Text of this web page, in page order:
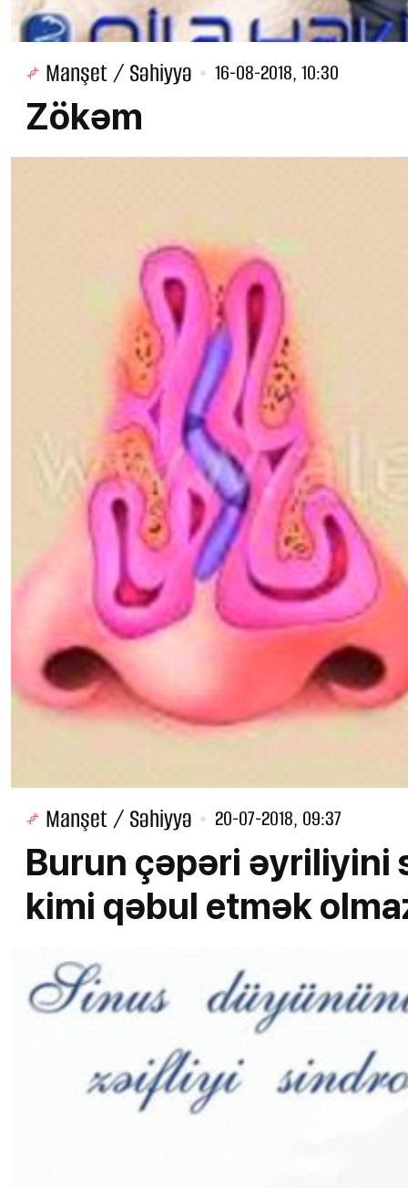
Manşet / Səhiyyə 16-08-2018, 10:30
Zökəm
Manşet / Səhiyyə 20-07-2018, 09:37
Burun çəpəri əyriliyini
kimi qəbul etmək